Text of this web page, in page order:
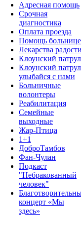
Адресная помощь
Срочная
диагностика
Оплата проезда
Помощь больнице
Лекарства
Клоунский
Клоунский
улыбайся с нами
Больничные
волонтеры
Реабилитация
Семейные
выходные
Жар-Птица
1+1
ДоброТамбов
Фан-Чулан
Подкаст
"Небракованный
человек"
концерт «Мы
здесь»